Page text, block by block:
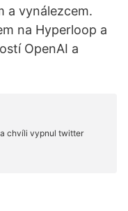
a vynálezcem.
na Hyperloop a
OpenAI a